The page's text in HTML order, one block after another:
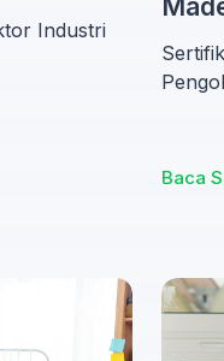
Industri
Baca